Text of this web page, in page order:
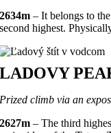
2634m – It belongs to
second highest.
LADOVY
Prized climb via an
2627m – The third